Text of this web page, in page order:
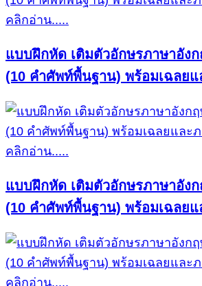
คลิกอ่าน.....
แบบฝึกหัด เติมตัวอักษรภาษาอัง
(10 คำศัพท์พื้นฐาน) พร้อมเฉลย
คลิกอ่าน.....
แบบฝึกหัด เติมตัวอักษรภาษาอัง
(10 คำศัพท์พื้นฐาน) พร้อมเฉลย
คลิกอ่าน.....